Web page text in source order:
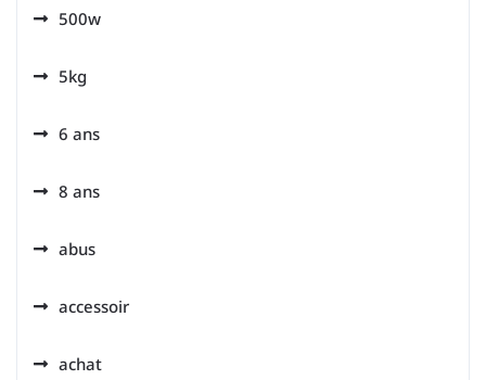
500w
5kg
6 ans
8 ans
abus
accessoir
achat